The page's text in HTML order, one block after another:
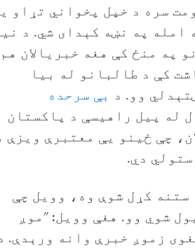
سره د خپل پخواني تړاو
امله په نښه کېدای شي. د
په منځ کې هغه خبریالان هم
په میاشت کې د طالبانو له بیا
وو. د بې سرحده
چې د ۲۰۲۶ کال له پیل راهیسې د پاکستان
چې ځینو یې معتبرې ویزې
دي.
کړل شوې وه، وویل چې
شوي وو. هغې وویل: "موږ
زموږ خبرې وانه ورېدې.